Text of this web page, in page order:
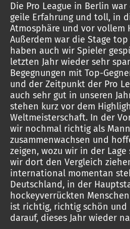
Die Pro League in Berlin
geile Erfahrung und toll, in
Atmosphäre und vor vollem
Außerdem war die Stage
haben auch wir Spieler
letzten Jahr wieder sehr
Begegnungen mit Top-
und der Zeitpunkt der Pro
auch sehr gut in unseren
stehen kurz vor dem
Weltmeisterschaft. In der
wir nochmal richtig als
zusammenwachsen und
zeigen, wozu wir in der
wir dort den Vergleich
international momentan
Deutschland, in der
hockeyverrückten
ist richtig, richtig schön und
darauf, dieses Jahr wieder